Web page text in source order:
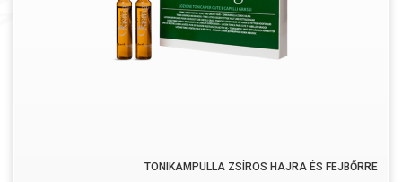
TONIKAMPULLA ZSÍROS HAJRA ÉS FEJBŐRRE